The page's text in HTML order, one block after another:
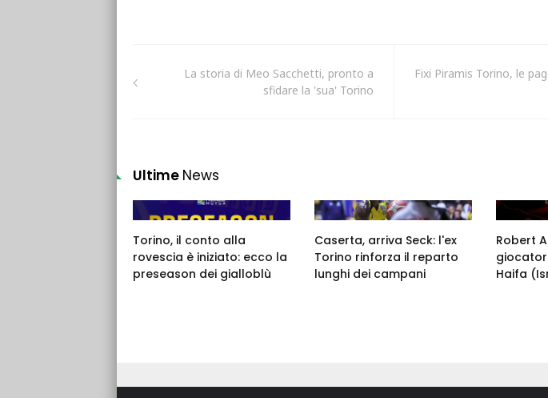
La storia di Meo Sacchetti, pronto a
sfidare la 'sua' Torino
Fixi Piramis Torino, le
Ultime News
Torino, il conto alla
rovescia è iniziato: ecco la
preseason dei gialloblù
Caserta, arriva Seck: l'ex
Torino rinforza il reparto
lunghi dei campani
Robert
Haifa